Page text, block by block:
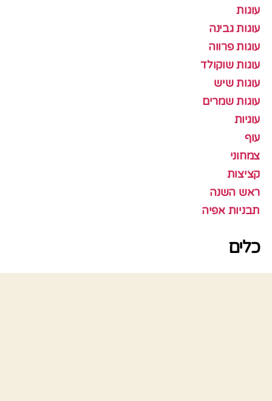
עוגות
עוגות גבינה
עוגות פרווה
עוגות שוקולד
עוגות שיש
עוגות שמרים
עוגיות
עוף
צמחוני
קציצות
ראש השנה
תבניות אפיה
כלים